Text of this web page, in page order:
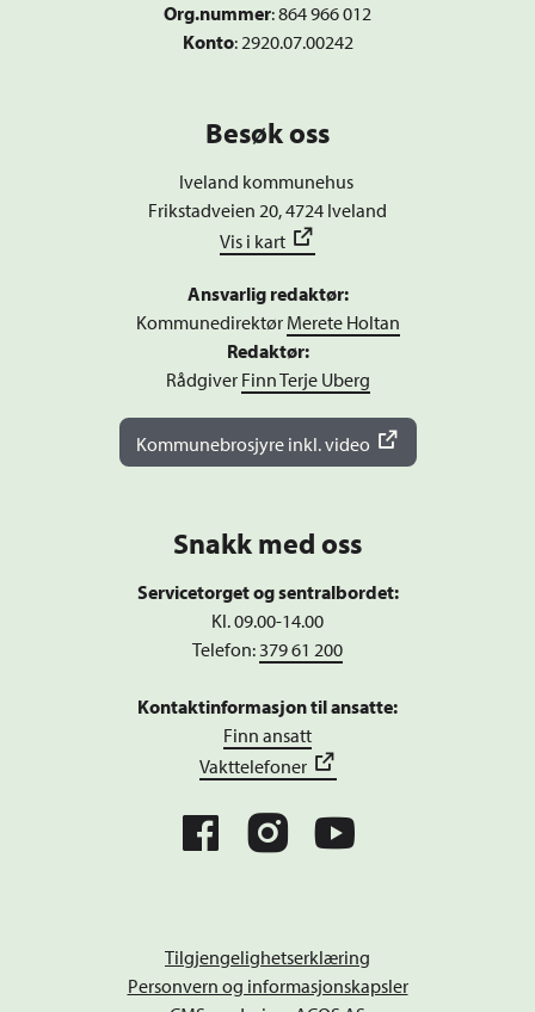
Org.nummer:864 966 012
Konto: 2920.07.00242
Besøk oss
Iveland kommunehus
Frikstadveien 20, 4724 Iveland
Vis i kart
Ansvarlig redaktør:
Kommunedirektør Merete Holtan
Redaktør:
Rådgiver Finn Terje Uberg
Kommunebrosjyre inkl. video
Snakk med oss
Servicetorget og sentralbordet:
Kl. 09.00-14.00
Telefon:379 61 200
Kontaktinformasjon til ansatte:
Finn ansatt
Vakttelefoner
Tilgjengelighetserklæring
Personvern og informasjonskapsler